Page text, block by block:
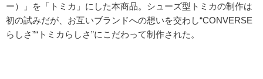
ー）」を「トミカ」にした本商品。シューズ型トミカの制作は
初の試みだが、お互いブランドへの想いを交わし“CONVERSE
らしさ”“トミカらしさ”にこだわって制作された。